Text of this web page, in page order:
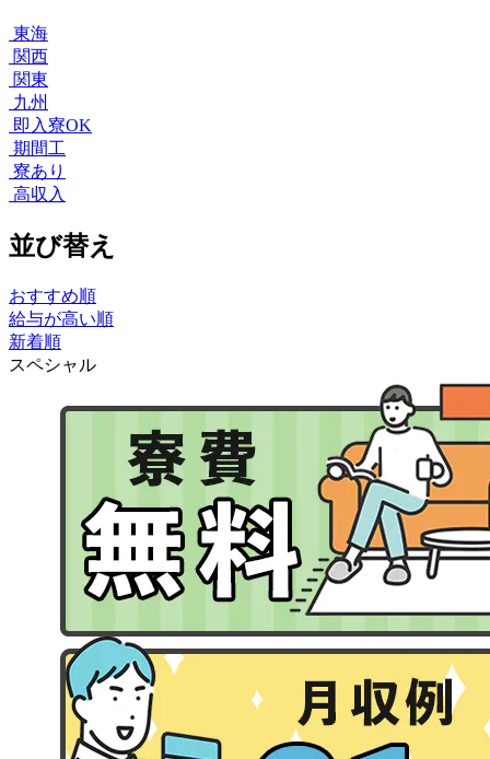
東海
関西
関東
九州
即入寮OK
期間工
寮あり
高収入
並び替え
おすすめ順
給与が高い順
新着順
スペシャル